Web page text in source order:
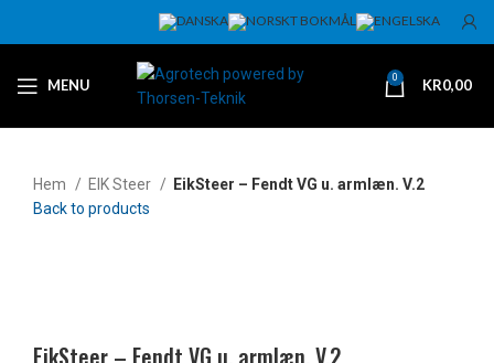
MENU 0 KR0,00
Hem EIK Steer
EikSteer – Fendt VG u. armlæn. V.2
Back to products